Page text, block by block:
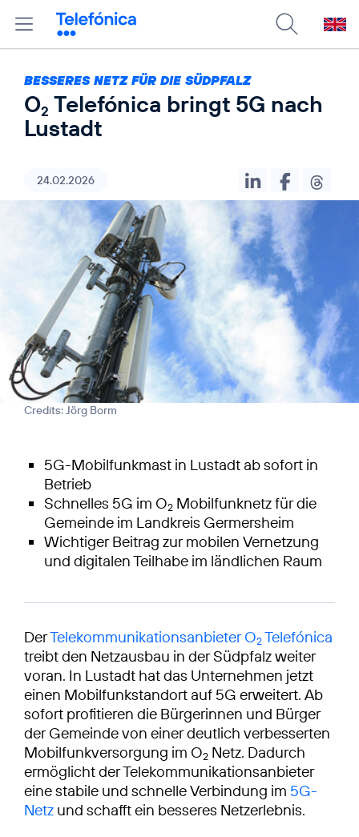
BESSERES NETZ FÜR DIE SÜDPFALZ
O2 Telefónica bringt 5G nach
Lustadt
24.02.2026
Credits: Jörg Borm
5G-Mobilfunkmast in Lustadt ab sofort in
Betrieb
Schnelles 5G im O2 Mobilfunknetz für die
Gemeinde im Landkreis Germersheim
Wichtiger Beitrag zur mobilen Vernetzung
und digitalen Teilhabe im ländlichen Raum
DerTelekommunikationsanbieter O2Telefónica
treibt den Netzausbau in der Südpfalz weiter
voran. In Lustadt hat das Unternehmen jetzt
einen Mobilfunkstandort auf 5G erweitert. Ab
sofort profitieren die Bürgerinnen und Bürger
der Gemeinde von einer deutlich verbesserten
Mobilfunkversorgung im O2 Netz. Dadurch
ermöglicht der Telekommunikationsanbieter
eine stabile und schnelle Verbindung im 5G-
Netz und schafft ein besseres Netzerlebnis.